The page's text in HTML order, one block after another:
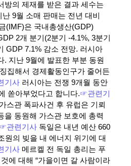
방의 제재를 받은 결과 세수는
9월 소매 판매는 전년 대비
(IMF)은 국내총생산(GDP)
2개 분기(2분기 -4.1%, 3분기
GDP 7.1% 감소 전망. 러시아
. 지난 9월에 발표한 부분 동원
집해서 경제활동인구가 줄어든
기사 러시아는 전쟁 9개월 동안
쏟아부었다고 합니다.☞관련기
스관 폭파사건 후 유럽은 기뢰
을 동원해 가스관 보호에 총력
☞관련기사 독일은 내년 예산 660
원의 빚을 내 에너지 위기에 대
기사 메르켈 전 독일 총리는 푸
에 대해 “가을이면 갈 사람이라